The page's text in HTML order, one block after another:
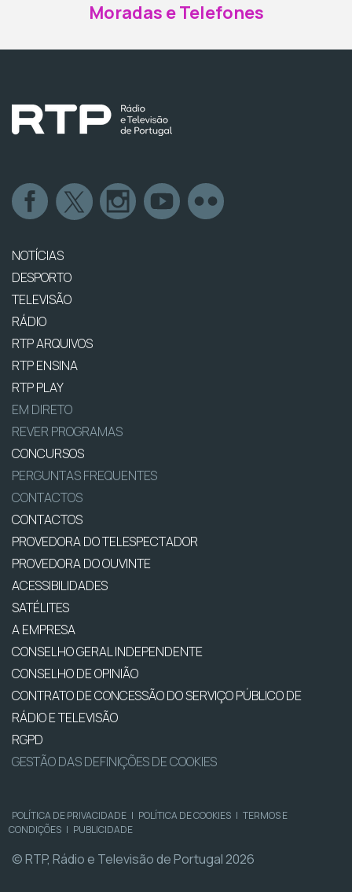
Moradas e Telefones
NOTÍCIAS
DESPORTO
TELEVISÃO
RÁDIO
RTP ARQUIVOS
RTP ENSINA
RTP PLAY
EM DIRETO
REVER PROGRAMAS
CONCURSOS
PERGUNTAS FREQUENTES
CONTACTOS
CONTACTOS
PROVEDORA DO TELESPECTADOR
PROVEDORA DO OUVINTE
ACESSIBILIDADES
SATÉLITES
A EMPRESA
CONSELHO GERAL INDEPENDENTE
CONSELHO DE OPINIÃO
CONTRATO DE CONCESSÃO DO SERVIÇO PÚBLICO DE
RÁDIO E TELEVISÃO
RGPD
GESTÃO DAS DEFINIÇÕES DE COOKIES
POLÍTICA DE PRIVACIDADE | POLÍTICA DE COOKIES | TERMOS E
CONDIÇÕES | PUBLICIDADE
© RTP, Rádio e Televisão de Portugal 2026